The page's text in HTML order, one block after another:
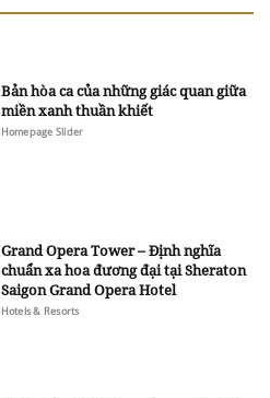
Bản hòa ca của những giác quan giữa
miền xanh thuần khiết
Homepage Slider
Grand Opera Tower – Định nghĩa
chuẩn xa hoa đương đại tại Sheraton
Saigon Grand Opera Hotel
Hotels & Resorts